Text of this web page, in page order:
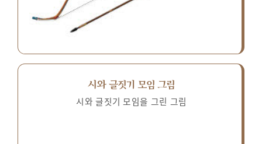
시와 글짓기 모임 그림
시와 글짓기 모임을 그린 그림